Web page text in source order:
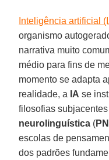
Inteligência artificial
organismo
narrativa muito
médio para fins de
momento se adapta
realidade, a IA se
filosofias subjacentes
neurolinguística (
escolas de
dos padrões